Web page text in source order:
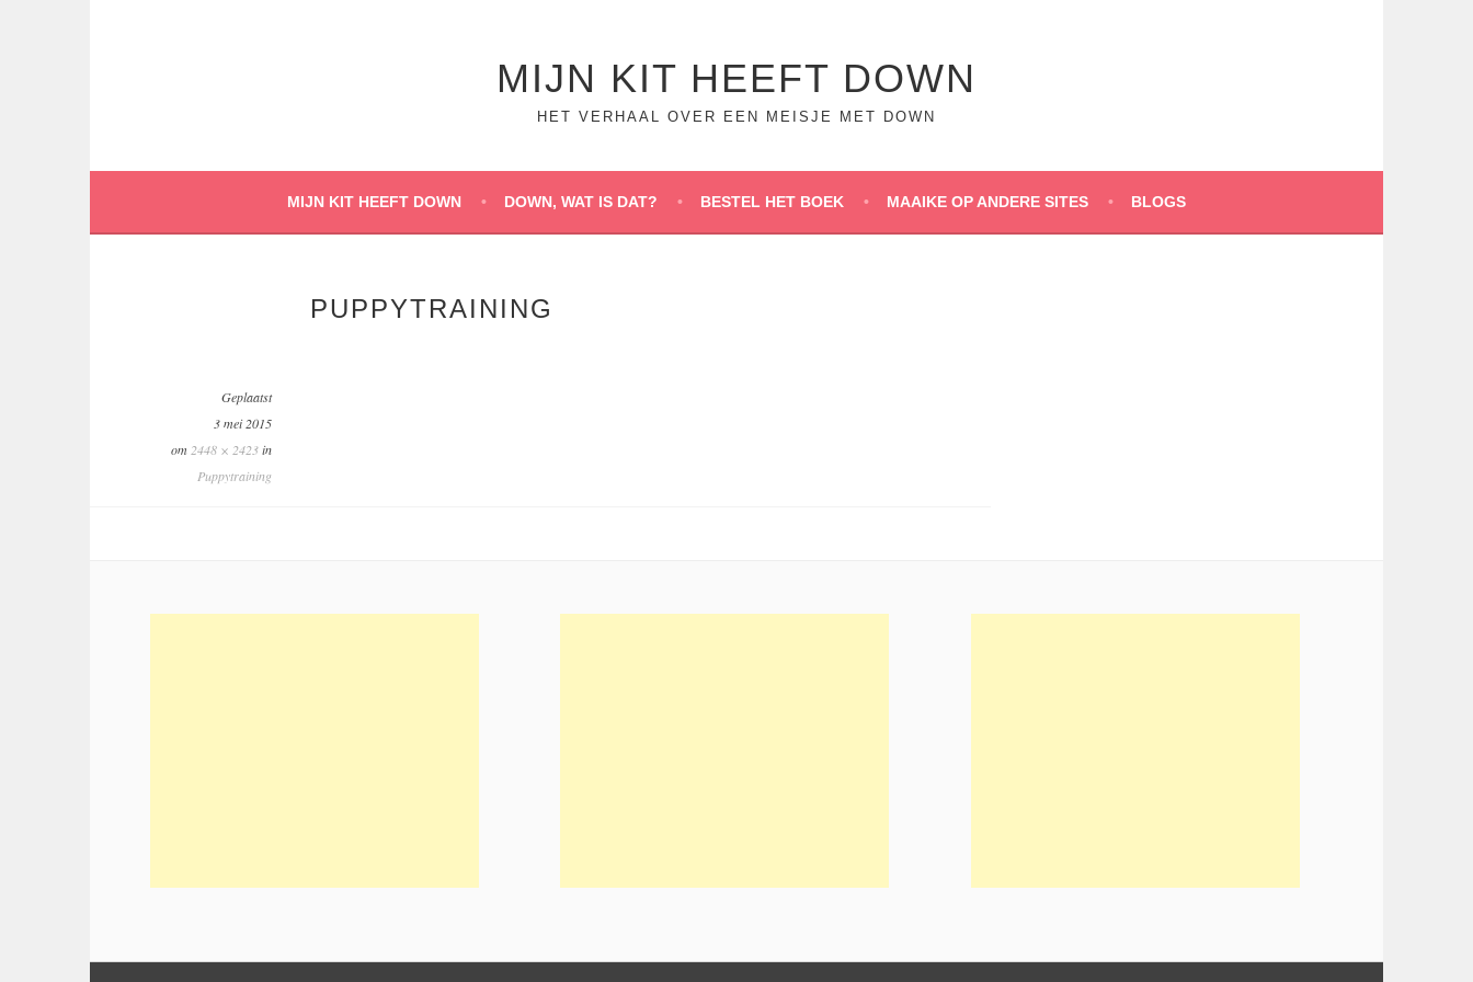
MIJN KIT HEEFT DOWN
HET VERHAAL OVER EEN MEISJE MET DOWN
MIJN KIT HEEFT DOWN DOWN, WAT IS DAT? BESTEL HET BOEK MAAIKE OP ANDERE SITES BLOGS
PUPPYTRAINING
Geplaatst
3 mei 2015
om 2448 × 2423in
Puppytraining